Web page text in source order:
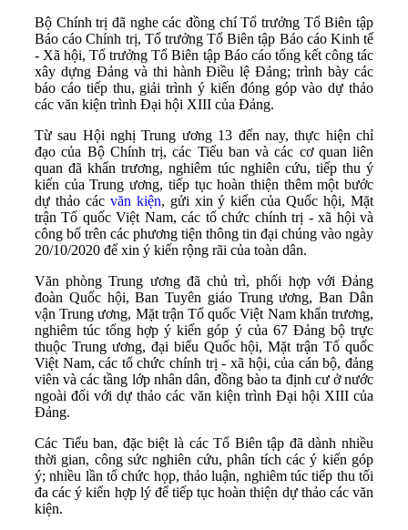
Bộ Chính trị đã nghe các đồng chí Tổ trưởng Tổ Biên tập
Báo cáo Chính trị, Tổ trưởng Tổ Biên tập Báo cáo Kinh tế
- Xã hội, Tổ trưởng Tổ Biên tập Báo cáo tổng kết công tác
xây dựng Đảng và thi hành Điều lệ Đảng; trình bày các
báo cáo tiếp thu, giải trình ý kiến đóng góp vào dự thảo
các văn kiện trình Đại hội XIII của Đảng.
Từ sau Hội nghị Trung ương 13 đến nay, thực hiện chỉ
đạo của Bộ Chính trị, các Tiểu ban và các cơ quan liên
quan đã khẩn trương, nghiêm túc nghiên cứu, tiếp thu ý
kiến của Trung ương, tiếp tục hoàn thiện thêm một bước
dự thảo các văn kiện, gửi xin ý kiến của Quốc hội, Mặt
trận Tổ quốc Việt Nam, các tổ chức chính trị - xã hội và
công bố trên các phương tiện thông tin đại chúng vào ngày
20/10/2020 để xin ý kiến rộng rãi của toàn dân.
Văn phòng Trung ương đã chủ trì, phối hợp với Đảng
đoàn Quốc hội, Ban Tuyên giáo Trung ương, Ban Dân
vận Trung ương, Mặt trận Tổ quốc Việt Nam khẩn trương,
nghiêm túc tổng hợp ý kiến góp ý của 67 Đảng bộ trực
thuộc Trung ương, đại biểu Quốc hội, Mặt trận Tổ quốc
Việt Nam, các tổ chức chính trị - xã hội, của cán bộ, đảng
viên và các tầng lớp nhân dân, đồng bào ta định cư ở nước
ngoài đối với dự thảo các văn kiện trình Đại hội XIII của
Đảng.
Các Tiểu ban, đặc biệt là các Tổ Biên tập đã dành nhiều
thời gian, công sức nghiên cứu, phân tích các ý kiến góp
ý; nhiều lần tổ chức họp, thảo luận, nghiêm túc tiếp thu tối
đa các ý kiến hợp lý để tiếp tục hoàn thiện dự thảo các văn
kiện.